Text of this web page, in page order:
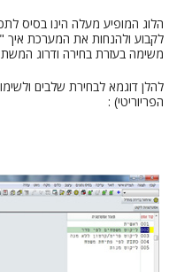
הלוג המופיע מעלה הינו בסיס
לקבוע ולהנחות את המערכת איך
משימה בעזרת בחירה ודרוג
להלן דוגמא לבחירת שלבים
הפריוריטי) :